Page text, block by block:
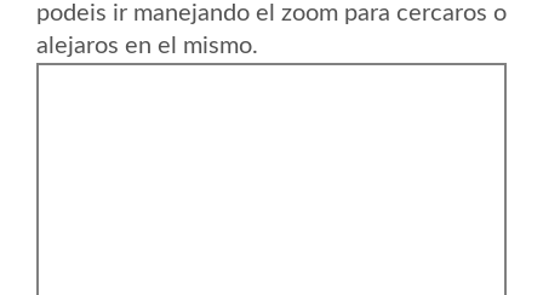
podeis ir manejando el zoom para cercaros o
alejaros en el mismo.